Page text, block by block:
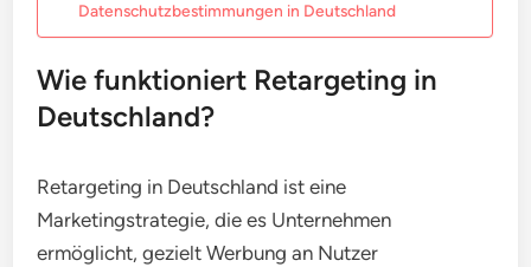
Datenschutzbestimmungen in Deutschland
Wie funktioniert Retargeting in
Deutschland?
Retargeting in Deutschland ist eine
Marketingstrategie, die es Unternehmen
ermöglicht, gezielt Werbung an Nutzer